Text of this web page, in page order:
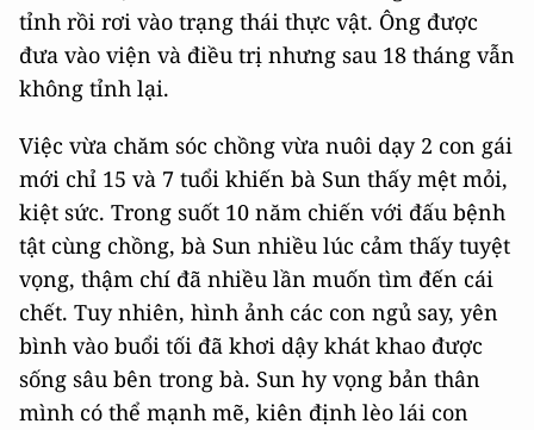
tỉnh rồi rơi vào trạng thái thực vật. Ông được
đưa vào viện và điều trị nhưng sau 18 tháng vẫn
không tỉnh lại.
Việc vừa chăm sóc chồng vừa nuôi dạy 2 con gái
mới chỉ 15 và 7 tuổi khiến bà Sun thấy mệt mỏi,
kiệt sức. Trong suốt 10 năm chiến với đấu bệnh
tật cùng chồng, bà Sun nhiều lúc cảm thấy tuyệt
vọng, thậm chí đã nhiều lần muốn tìm đến cái
chết. Tuy nhiên, hình ảnh các con ngủ say, yên
bình vào buổi tối đã khơi dậy khát khao được
sống sâu bên trong bà. Sun hy vọng bản thân
mình có thể mạnh mẽ, kiên định lèo lái con